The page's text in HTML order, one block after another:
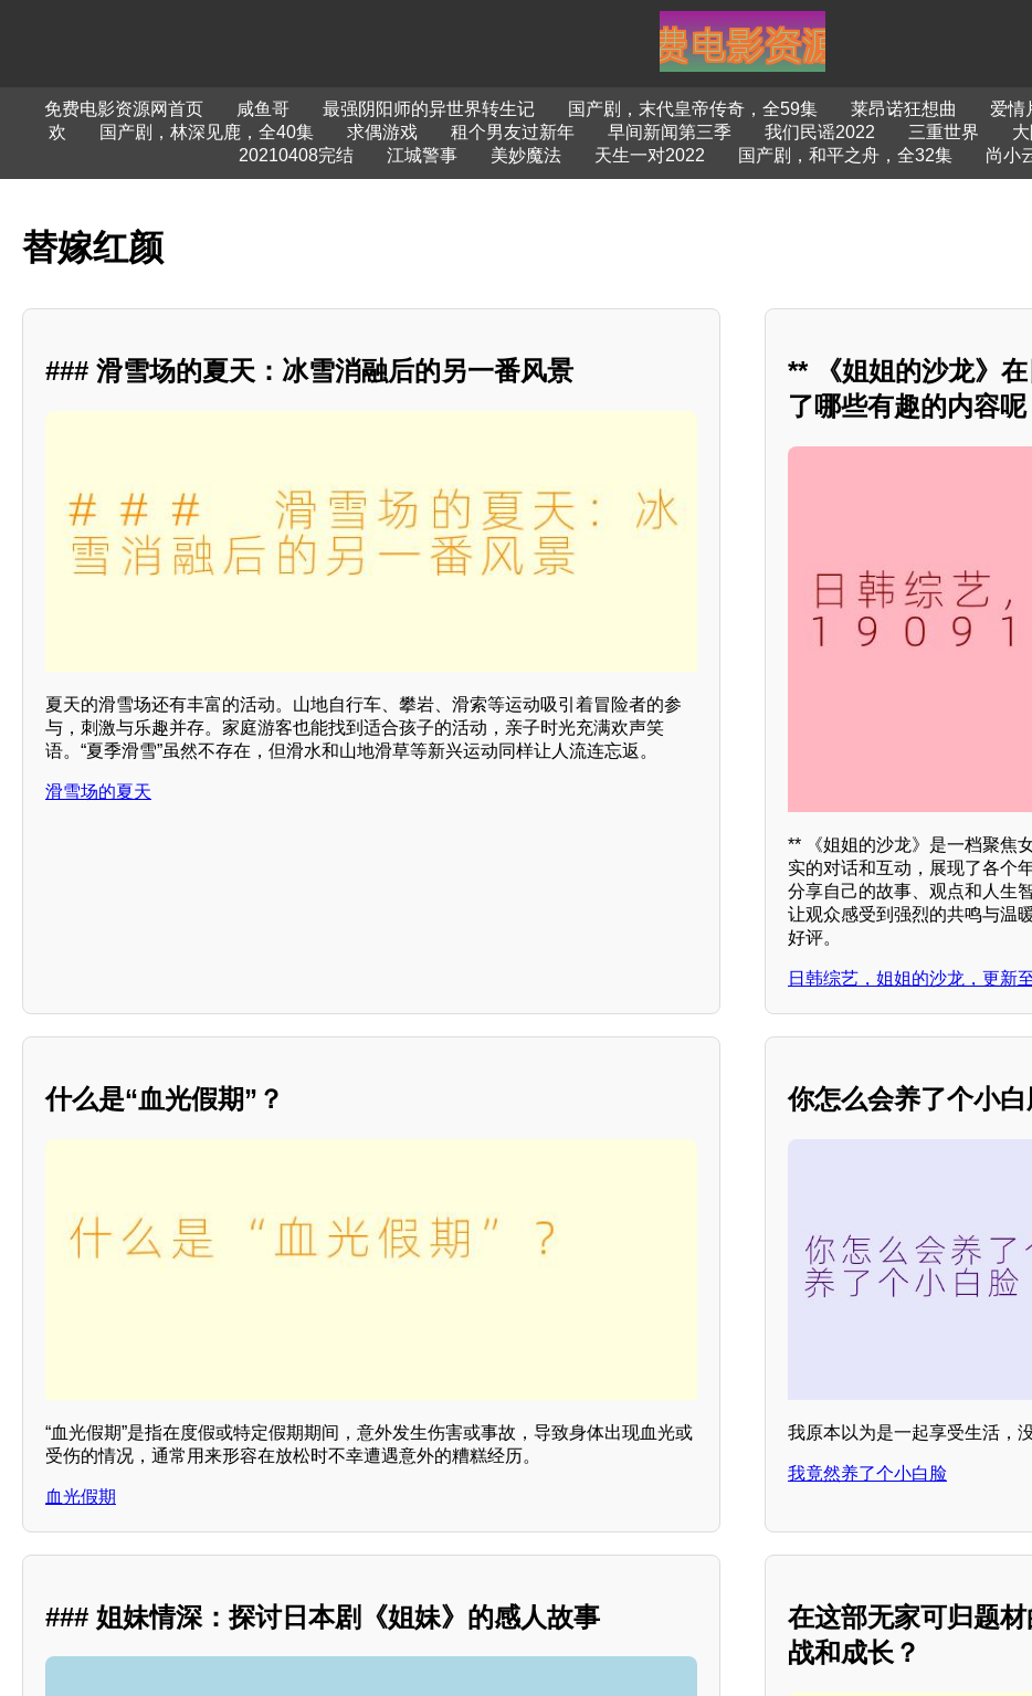
免费电影资源网首页 咸鱼哥 最强阴阳师的异世界转生记 国产剧，末代皇帝传奇，全59集 莱昂诺狂想曲 爱情
欢
国产剧，林深见鹿，全40集 求偶游戏 租个男友过新年 早间新闻第三季 我们民谣2022 三重世界
20210408完结
江城警事 美妙魔法 天生一对2022 国产剧，和平之舟，全32集 尚小
替嫁红颜
### 滑雪场的夏天：冰雪消融后的另一番风景
夏天的滑雪场还有丰富的活动。山地自行车、攀岩、滑索等运动吸引着冒险者的参
与，刺激与乐趣并存。家庭游客也能找到适合孩子的活动，亲子时光充满欢声笑
语。“夏季滑雪”虽然不存在，但滑水和山地滑草等新兴运动同样让人流连忘返。
滑雪场的夏天
** 《姐姐的沙龙》
了哪些有趣的内容
** 《姐姐的沙龙》是一档聚焦
实的对话和互动，展现了各个
分享自己的故事、观点和人生
让观众感受到强烈的共鸣与温
好评。
日韩综艺，姐姐的沙龙，更新
什么是“血光假期”？
“血光假期”是指在度假或特定假期期间，意外发生伤害或事故，导致身体出现血光或
受伤的情况，通常用来形容在放松时不幸遭遇意外的糟糕经历。
血光假期
你怎么会养了个小白
我原本以为是一起享受生活，
我竟然养了个小白脸
### 姐妹情深：探讨日本剧《姐妹》的感人故事
在这部无家可归题
战和成长？